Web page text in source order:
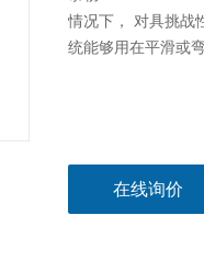
情况下， 对具挑战
统能够用在平滑或
在线询价